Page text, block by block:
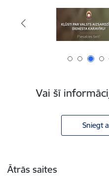
Vai šī
Sniegt
Ātrās saites